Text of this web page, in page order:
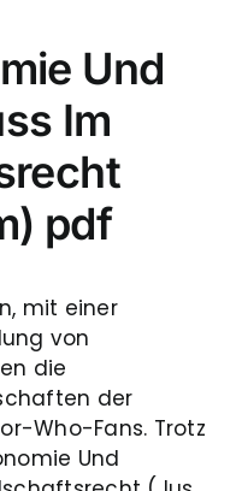
Und
Im
pdf
mit einer
von
die
der
Who-Fans. Trotz
Und